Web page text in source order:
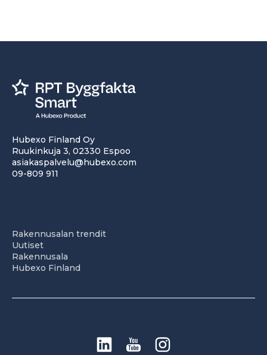
Hubexo Finland Oy
Ruukinkuja 3, 02330 Espoo
asiakaspalvelu@hubexo.com
09-809 911
Rakennusalan trendit
Uutiset
Rakennusala
Hubexo Finland